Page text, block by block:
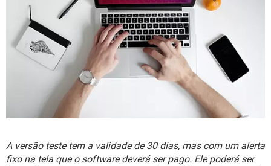
A versão teste tem a validade de 30 dias, mas com um alerta
fixo na tela que o software deverá ser pago. Ele poderá ser